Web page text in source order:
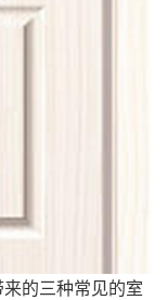
的三种常见的室